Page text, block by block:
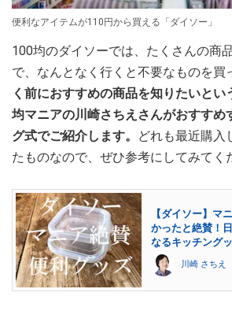
便利なアイテムが110円から買える「ダイソー」
100均のダイソーでは、たくさんの商
で、なんとなく行くと不要なものを買
く前におすすめの商品を知りたいとい
均マニアの川崎さちえさんがおすすめ
グ式でご紹介します。
どれも最近購入
たものなので、ぜひ参考にしてみてく
【ダイソー】マ
かったと絶賛！
なるキッチング
川崎 さちえ